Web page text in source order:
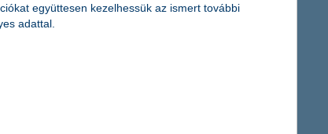
együttesen kezelhessük az ismert további
adattal.